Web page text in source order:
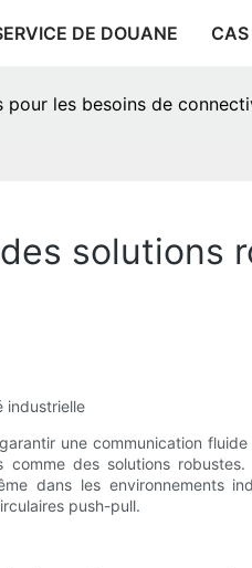
DE DOUANE CAS
les besoins de
solutions
industrielle
une communication
des solutions
dans les environnements
push-pull.